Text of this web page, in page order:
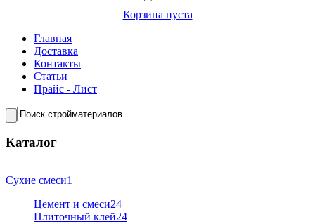
Корзина пуста
Главная
Доставка
Контакты
Статьи
Прайс - Лист
Каталог
Сухие смеси1
Цемент и смеси24
Плиточный клей24